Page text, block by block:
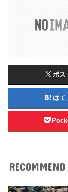
ポス
はて
RECOMMEND